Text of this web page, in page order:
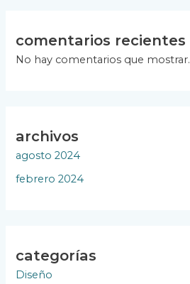
comentarios recientes
No hay comentarios que mostrar.
archivos
agosto 2024
febrero 2024
categorías
Diseño